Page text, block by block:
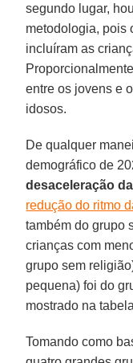
segundo lugar,
metodologia, pois
incluíram as
entre os jovens e
idosos.
De qualquer
demográfico de
desaceleração
redução do ritmo
também do grupo
crianças com
grupo sem
pequena) foi do
mostrado na
Tomando como